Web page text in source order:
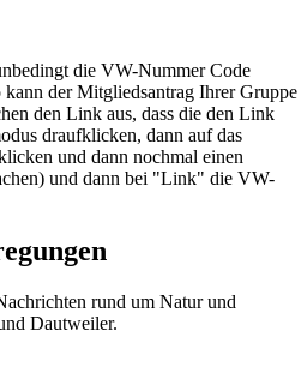
die VW-Nummer Code
der Mitgliedsantrag Ihrer Gruppe
den Link aus, dass die den Link
draufklicken, dann auf das
und dann nochmal einen
und dann bei "Link" die VW-
rund um Natur und
Dautweiler.